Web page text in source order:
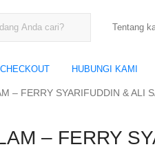
Tentang
CHECKOUT HUBUNGI KAMI
– FERRY SYARIFUDDIN & ALI
– FERRY